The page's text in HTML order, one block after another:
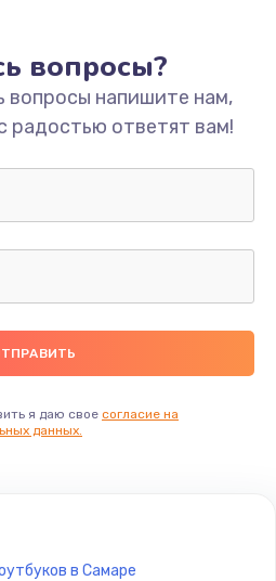
вопросы?
вопросы напишите нам,
радостью ответят вам!
я даю свое согласие на
данных.
в Самаре